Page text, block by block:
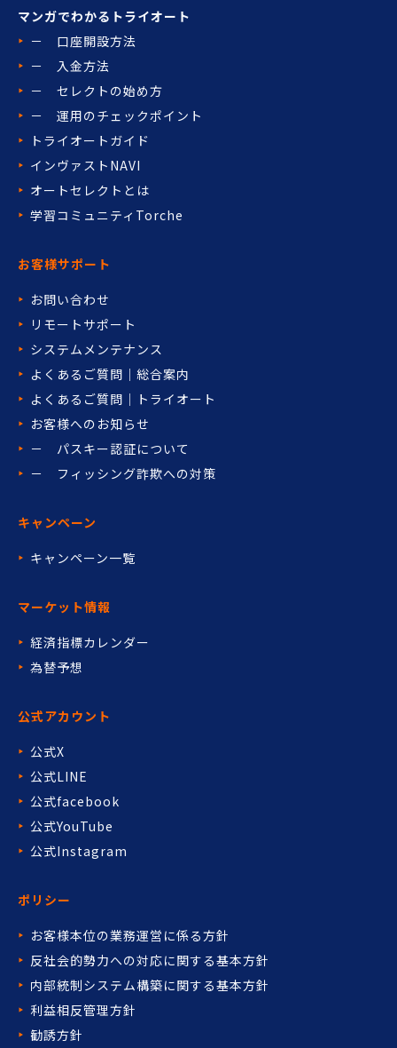
キャンペーン
キャンペーン一覧
マーケット情報
経済指標カレンダー
為替予想
公式アカウント
公式X
公式LINE
公式facebook
公式YouTube
公式Instagram
マンガでわかるトライオート
－ 口座開設方法
－ 入金方法
－ セレクトの始め方
－ 運用のチェックポイント
トライオートガイド
インヴァストNAVI
オートセレクトとは
学習コミュニティTorche
ポリシー
お客様本位の業務運営に係る方針
反社会的勢力への対応に関する基本方針
内部統制システム構築に関する基本方針
利益相反管理方針
勧誘方針
お客様サポート
お問い合わせ
リモートサポート
システムメンテナンス
よくあるご質問｜総合案内
よくあるご質問｜トライオート
お客様へのお知らせ
－ パスキー認証について
－ フィッシング詐欺への対策